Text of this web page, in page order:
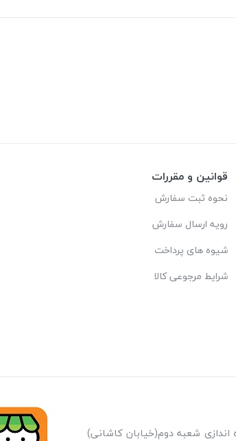
قوانین و مقررات
نحوه ثبت سفارش
رویه ارسال سفارش
شیوه های پرداخت
شرایط مرجوعی کالا
آن با راه اندازی شعبه دوم(خیابان کاشانی)